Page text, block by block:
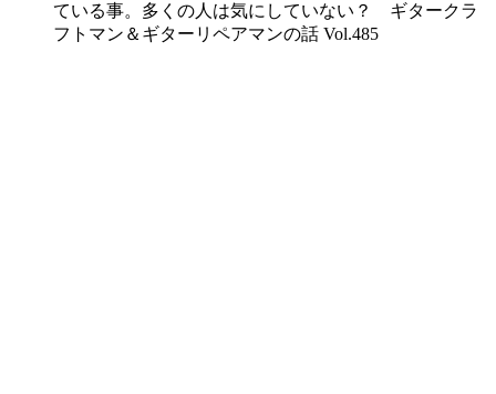
ている事。多くの人は気にしていない？ ギタークラ
フトマン＆ギターリペアマンの話 Vol.485